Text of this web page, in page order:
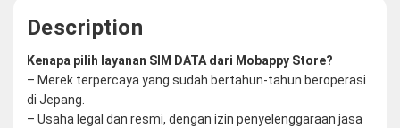
Description
Kenapa pilih layanan SIM DATA dari Mobappy Store?
– Merek terpercaya yang sudah bertahun-tahun beroperasi
di Jepang.
– Usaha legal dan resmi, dengan izin penyelenggaraan jasa